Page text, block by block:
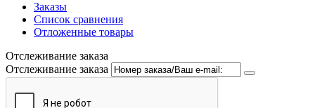
Заказы
Список сравнения
Отложенные товары
Отслеживание заказа
Отслеживание заказа